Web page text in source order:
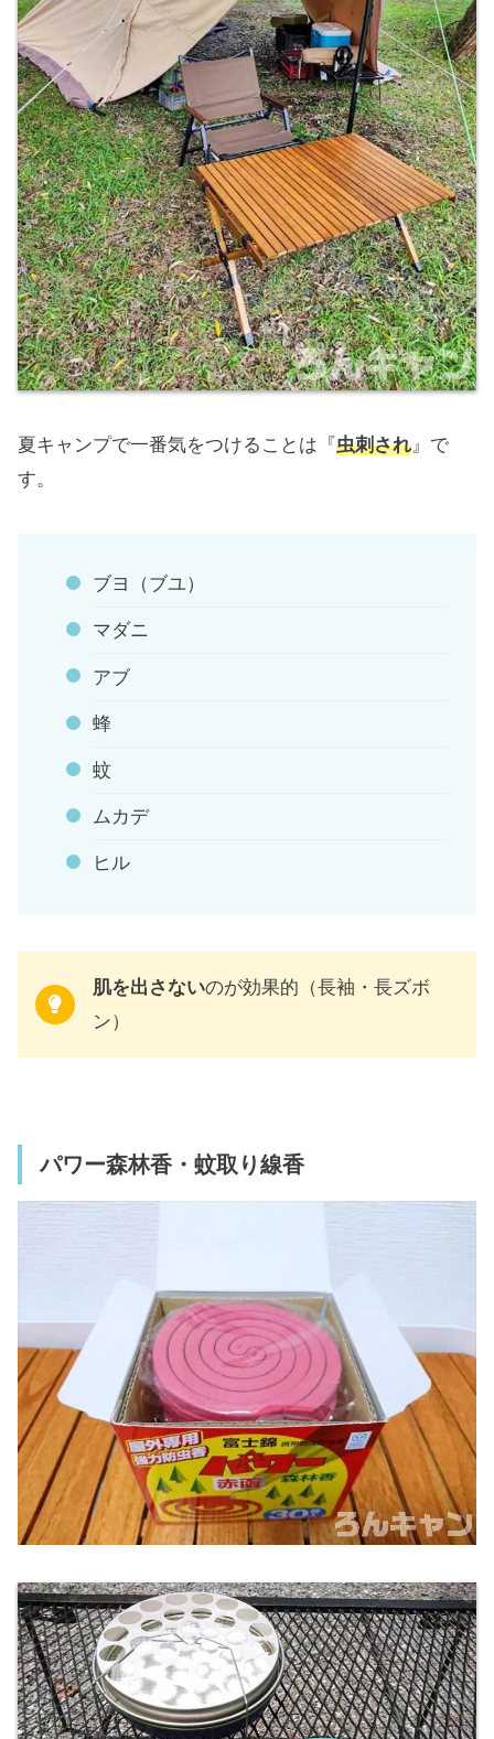
夏キャンプで一番気をつけることは『虫刺され 』で
す。
ブヨ（ブユ）
マダニ
アブ
蜂
蚊
ムカデ
ヒル
肌を出さないのが効果的（長袖・長ズボ
ン）
パワー森林香・蚊取り線香